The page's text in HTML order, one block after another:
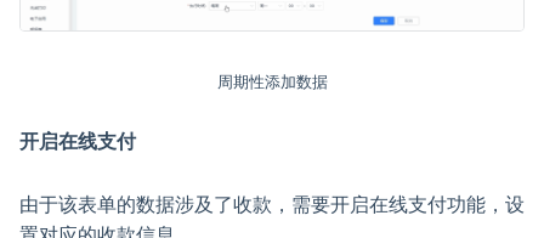
周期性添加数据
开启在线支付
由于该表单的数据涉及了收款，需要开启在线支付功能，设